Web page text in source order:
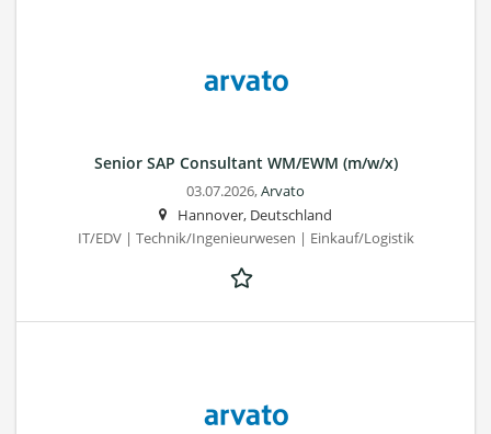
Senior SAP Consultant WM/EWM (m/w/x)
03.07.2026,Arvato
Hannover, Deutschland
IT/EDV | Technik/Ingenieurwesen | Einkauf/Logistik